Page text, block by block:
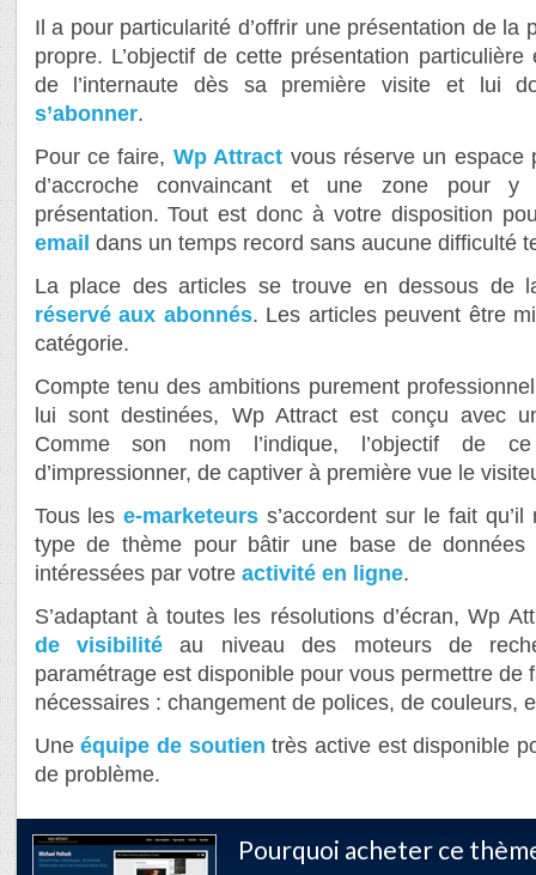
Il a pour particularité d’offrir une présentation de la
propre. L’objectif de cette présentation particulière
de l’internaute dès sa première visite et lui
s’abonner.
Pour ce faire, Wp Attract vous réserve un espace
d’accroche convaincant et une zone pour
présentation. Tout est donc à votre disposition
email dans un temps record sans aucune difficulté
La place des articles se trouve en dessous de
réservé aux abonnés. Les articles peuvent être
catégorie.
Compte tenu des ambitions purement
lui sont destinées, Wp Attract est conçu avec
Comme son nom l’indique, l’objectif de
d’impressionner, de captiver à première vue le
Tous lese-marketeurs s’accordent sur le fait
type de thème pour bâtir une base de données
intéressées par votre activité en ligne.
S’adaptant à toutes les résolutions d’écran, Wp
de visibilitéau niveau des moteurs de
paramétrage est disponible pour vous permettre de
nécessaires : changement de polices, de couleurs,
Uneéquipe de soutien très active est disponible
de problème.
Pourquoi acheter ce